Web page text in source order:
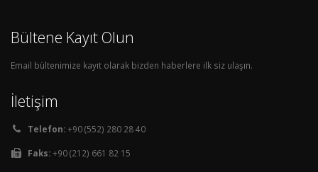
Bültene Kayıt Olun
Email bültenimize kayıt olarak bizden haberlere ilk siz ulaşın.
İletişim
Telefon:+90 (552) 280 28 40
Faks:+90 (212) 661 82 15